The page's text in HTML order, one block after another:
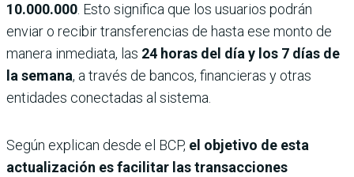
10.000.000. Esto significa que los usuarios podrán
enviar o recibir transferencias de hasta ese monto de
manera inmediata, las 24 horas del día y los 7 días de
la semana, a través de bancos, financieras y otras
entidades conectadas al sistema.
Según explican desde el BCP, el objetivo de esta
actualización es facilitar las transacciones